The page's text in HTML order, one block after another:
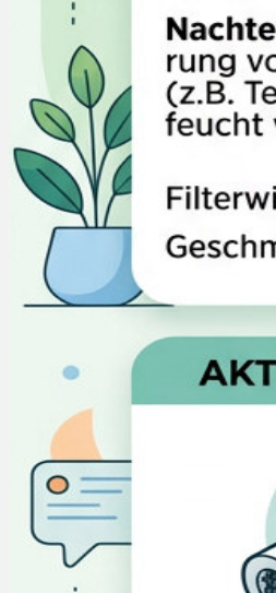
Erfahrungen
Login
Menü Menü